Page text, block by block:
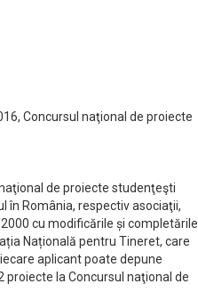
Concursul naţional de proiecte
de proiecte studenţeşti
în România, respectiv asociaţii,
cu modificările și completările
Națională pentru Tineret, care
aplicant poate depune
la Concursul naţional de